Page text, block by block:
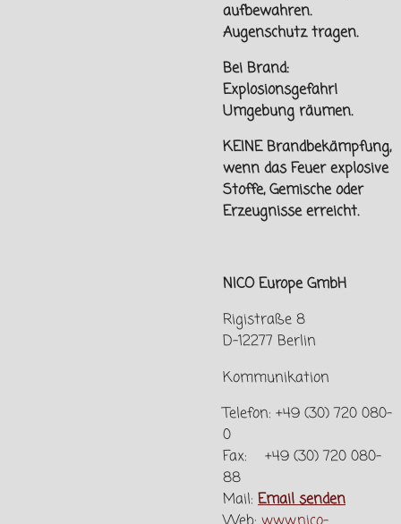
aufbewahren.
Augenschutz tragen.
Bei Brand:
Explosionsgefahr!
Umgebung räumen.
KEINE Brandbekämpfung,
wenn das Feuer explosive
Stoffe, Gemische oder
Erzeugnisse erreicht.
NICO Europe GmbH
Rigistraße 8
D-12277 Berlin
Kommunikation
Telefon: +49 (30) 720 080-
0
Fax: +49 (30) 720 080-
88
Mail: Email senden